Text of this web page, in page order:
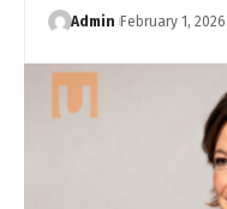
Admin February 1, 2026